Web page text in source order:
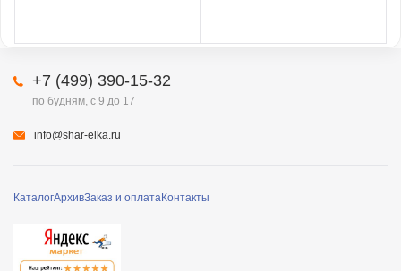
КаталогАрхивЗаказ и оплатаКонтакты
+7 (499) 390-15-32
по будням, с 9 до 17
info@shar-elka.ru